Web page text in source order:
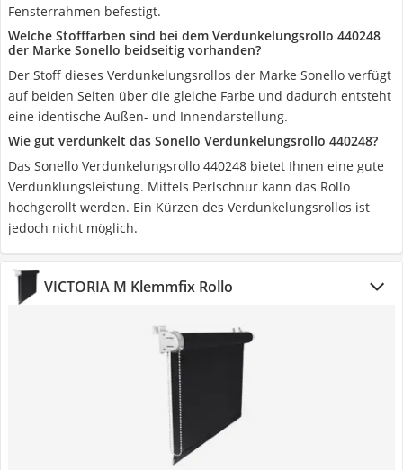
Fensterrahmen befestigt.
Welche Stofffarben sind bei dem Verdunkelungsrollo 440248
der Marke Sonello beidseitig vorhanden?
Der Stoff dieses Verdunkelungsrollos der Marke Sonello verfügt
auf beiden Seiten über die gleiche Farbe und dadurch entsteht
eine identische Außen- und Innendarstellung.
Wie gut verdunkelt das Sonello Verdunkelungsrollo 440248?
Das Sonello Verdunkelungsrollo 440248 bietet Ihnen eine gute
Verdunklungsleistung. Mittels Perlschnur kann das Rollo
hochgerollt werden. Ein Kürzen des Verdunkelungsrollos ist
jedoch nicht möglich.
VICTORIA M Klemmfix Rollo